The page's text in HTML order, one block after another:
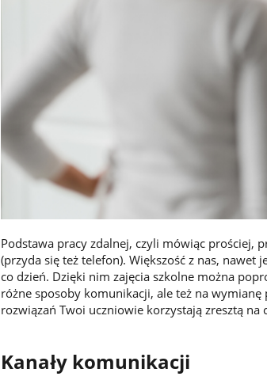
Podstawa pracy zdalnej, czyli mówiąc prościej,
(przyda się też telefon). Większość z nas,
co dzień. Dzięki nim zajęcia szkolne można
różne sposoby komunikacji, ale też na
rozwiązań Twoi uczniowie korzystają zresztą na
Kanały komunikacji